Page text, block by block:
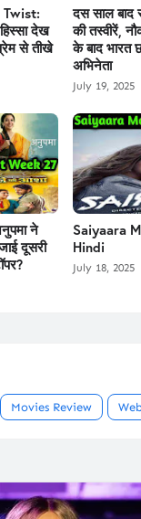
देख
से तीखे
दस साल बाद
की तस्वीरें,
के बाद भारत
अभिनेता
July 19, 2025
ने
दूसरी
Saiyaara
Hindi
July 18, 2025
Movies Review